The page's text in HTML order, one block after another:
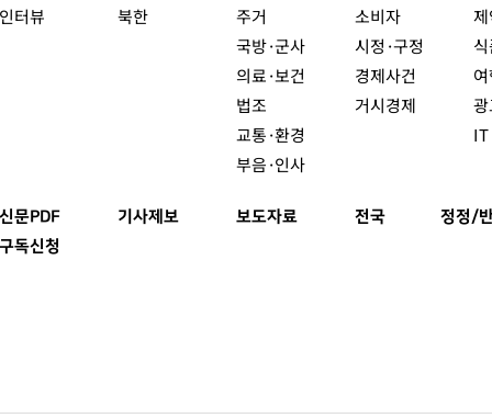
인터뷰
북한
주거
국방·군사
의료·보건
법조
교통·환경
부음·인사
소비자
시정·구정
경제사건
거시경제
신문PDF
구독신청
기사제보 보도자료 전국 정정/